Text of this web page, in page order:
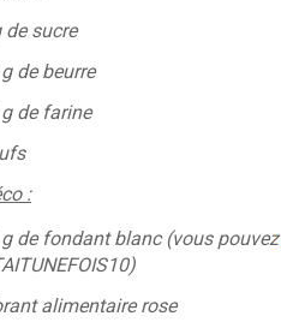
de sucre
de beurre
de farine
:
g de fondant blanc (vous pouvez
alimentaire rose